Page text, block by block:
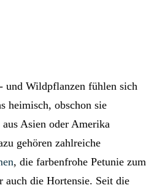
und Wildpflanzen fühlen sich
heimisch, obschon sie
Asien oder Amerika
gehören zahlreiche
, die farbenfrohe Petunie zum
auch die Hortensie. Seit die